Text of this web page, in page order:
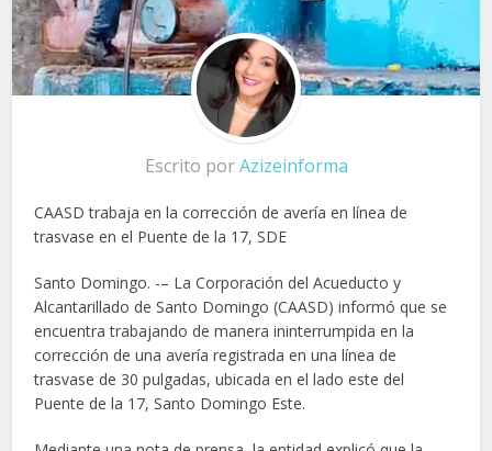
Escrito porAzizeinforma
CAASD trabaja en la corrección de avería en línea de
trasvase en el Puente de la 17, SDE
Santo Domingo. -– La Corporación del Acueducto y
Alcantarillado de Santo Domingo (CAASD) informó que se
encuentra trabajando de manera ininterrumpida en la
corrección de una avería registrada en una línea de
trasvase de 30 pulgadas, ubicada en el lado este del
Puente de la 17, Santo Domingo Este.